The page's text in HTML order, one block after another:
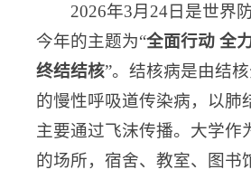
2026年3月24日是世界
今年的主题为“全面行动 全
终结结核”。结核病是由结
的慢性呼吸道传染病，以肺
主要通过飞沫传播。大学作
的场所，宿舍、教室、图书